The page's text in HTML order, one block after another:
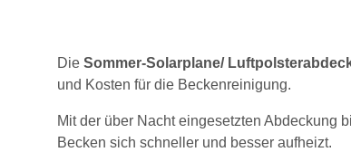
Die Sommer-Solarplane/
und Kosten für die Beckenreinigung.
Mit der über Nacht eingesetzten Abdeckung
Becken sich schneller und besser aufheizt.